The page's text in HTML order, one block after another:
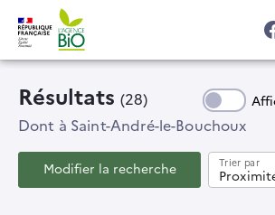
Résultats (28)
Dont à Saint-André-le-Bouchoux
Modifier la recherche Trier par